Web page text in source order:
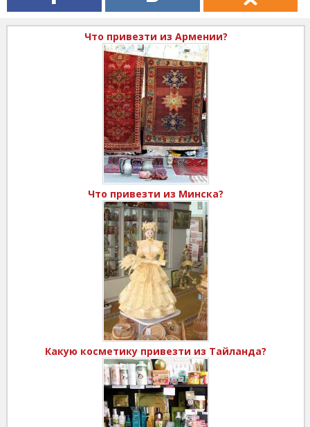
Что привезти из Армении?
Что привезти из Минска?
Какую косметику привезти из Тайланда?